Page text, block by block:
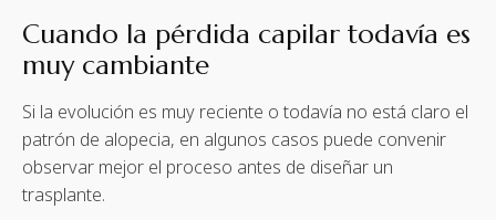
Cuando la pérdida capilar todavía es
muy cambiante
Si la evolución es muy reciente o todavía no está claro el
patrón de alopecia, en algunos casos puede convenir
observar mejor el proceso antes de diseñar un
trasplante.